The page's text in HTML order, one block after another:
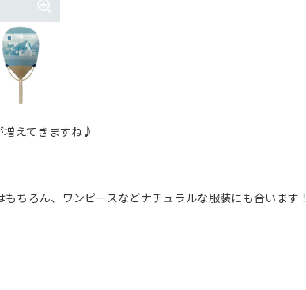
増えてきますね♪
ちろん、ワンピースなどナチュラルな服装にも合います！